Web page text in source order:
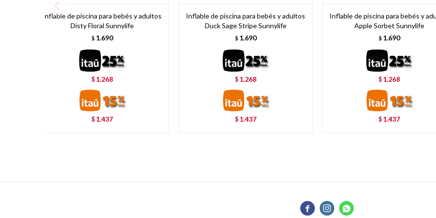
Inflable de piscina para bebés y adultos
Disty Floral Sunnylife
$ 1.690
$ 1.268
$ 1.437
Inflable de piscina para bebés y adultos
Duck Sage Stripe Sunnylife
$ 1.690
$ 1.268
$ 1.437
Inflable de piscina para bebés y
Apple Sorbet Sunnylife
$ 1.690
$ 1.268
$ 1.437
  